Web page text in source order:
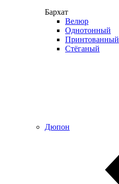
Бархат
Велюр
Однотонный
Принтованный
Стёганый
Дюпон